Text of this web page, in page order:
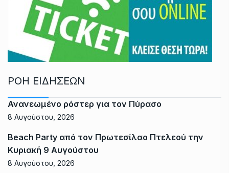
ΡΟΗ ΕΙΔΗΣΕΩΝ
Ανανεωμένο ρόστερ για τον Πύρασο
8 Αυγούστου, 2026
Beach Party από τον Πρωτεσίλαο Πτελεού την
Κυριακή 9 Αυγούστου
8 Αυγούστου, 2026